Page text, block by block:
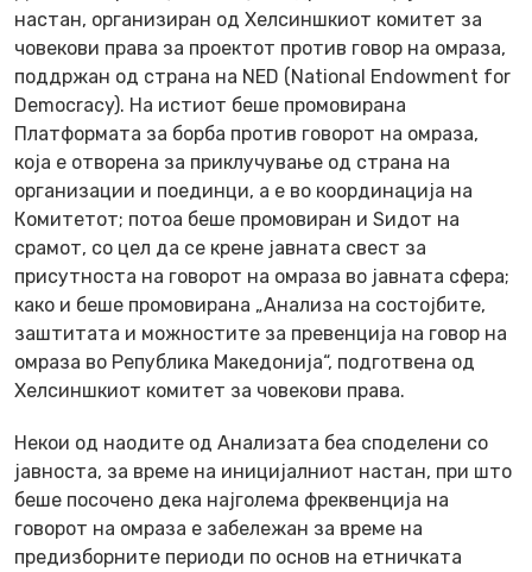
настан, организиран од Хелсиншкиот комитет за
човекови права за проектот против говор на омраза,
поддржан од страна на NED (National Endowment for
Democracy). На истиот беше промовирана
Платформата за борба против говорот на омраза,
која е отворена за приклучување од страна на
организации и поединци, а е во координација на
Комитетот; потоа беше промовиран и Ѕидот на
срамот, со цел да се крене јавната свест за
присутноста на говорот на омраза во јавната сфера;
како и беше промовирана „Анализа на состојбите,
заштитата и можностите за превенција на говор на
омраза во Република Македонија“, подготвена од
Хелсиншкиот комитет за човекови права.
Некои од наодите од Анализата беа споделени со
јавноста, за време на иницијалниот настан, при што
беше посочено дека најголема фреквенција на
говорот на омраза е забележан за време на
предизборните периоди по основ на етничката